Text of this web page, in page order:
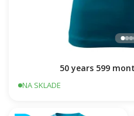
50 years 599
NA SKLADE